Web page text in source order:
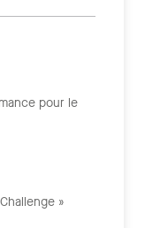
pour le
»